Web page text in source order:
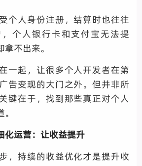
个人身份注册，结算时也往往
个人银行卡和支付宝无法提
不出来。
一起，让很多个人开发者在第
告变现的大门之外。但并非所
键在于，找到那些真正对个人
化运营：让收益提升
，持续的收益优化才是提升收